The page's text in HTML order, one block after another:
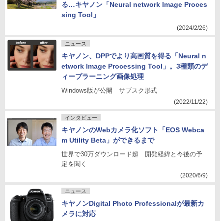
る…キヤノン「Neural network Image Proces
sing Tool」
(2024/2/26)
ニュース
キヤノン、DPPでより高画質を得る「Neural n
etwork Image Processing Tool」。3種類のデ
ィープラーニング画像処理
Windows版が公開 サブスク形式
(2022/11/22)
インタビュー
キヤノンのWebカメラ化ソフト「EOS Webca
m Utility Beta」ができるまで
世界で30万ダウンロード超 開発経緯と今後の予
定を聞く
(2020/6/9)
ニュース
キヤノンDigital Photo Professionalが最新カ
メラに対応